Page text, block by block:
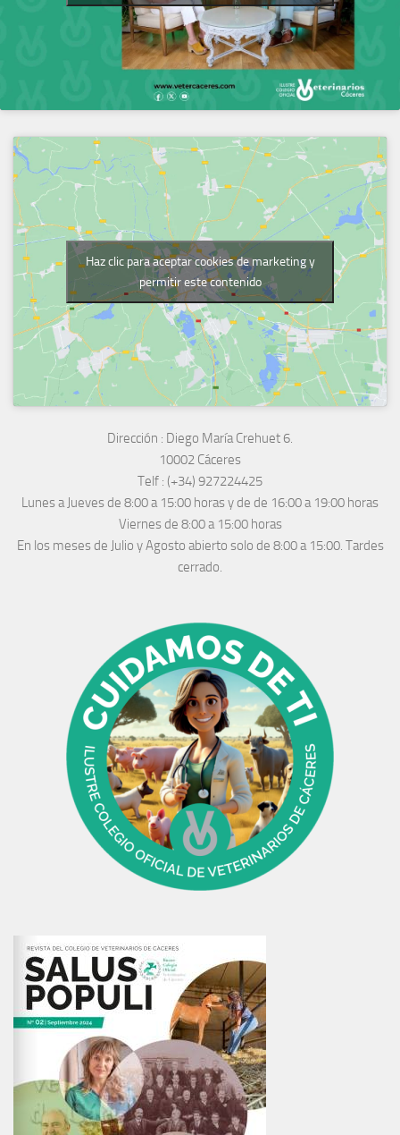
Haz clic para aceptar cookies de marketing y
permitir este contenido
Dirección : Diego María Crehuet 6.
10002 Cáceres
Telf : (+34) 927224425
Lunes a Jueves de 8:00 a 15:00 horas y de de 16:00 a 19:00 horas
Viernes de 8:00 a 15:00 horas
En los meses de Julio y Agosto abierto solo de 8:00 a 15:00. Tardes
cerrado.